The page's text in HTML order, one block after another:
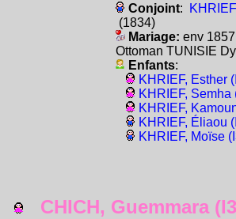
Conjoint:
(1834)
Mariage: env
Ottoman TUNISIE
Enfants:
KHRIEF, Esther
KHRIEF, Semha
KHRIEF,
KHRIEF, Éliaou
KHRIEF, Moïse
CHICH, Guemmara